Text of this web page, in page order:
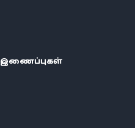
இணைப்புகள்